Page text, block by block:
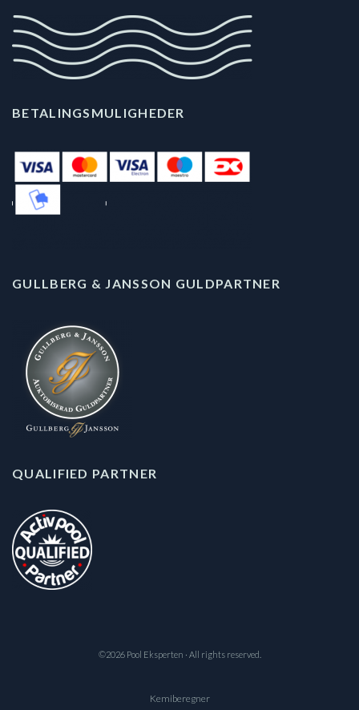
BETALINGSMULIGHEDER
GULLBERG & JANSSON GULDPARTNER
QUALIFIED PARTNER
©2026 Pool Eksperten · All rights reserved.
Kemiberegner